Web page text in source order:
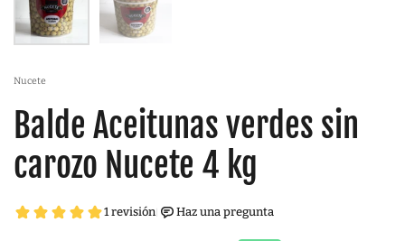
Nucete
Balde Aceitunas verdes sin
carozo Nucete 4 kg